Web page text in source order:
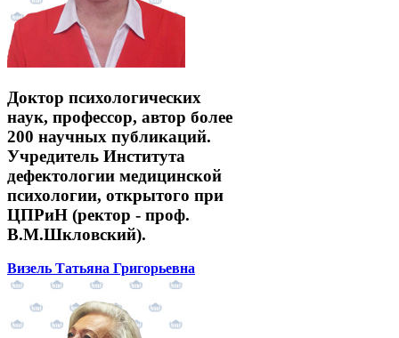
Доктор психологических
наук, профессор, автор более
200 научных публикаций.
Учредитель Института
дефектологии медицинской
психологии, открытого при
ЦПРиН (ректор - проф.
В.М.Шкловский).
Визель Татьяна Григорьевна